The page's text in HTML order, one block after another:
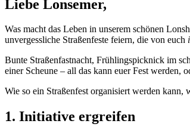
Liebe Lonsemer,
Was macht das Leben in unserem schönen
unvergessliche Straßenfeste feiern, die von euch
Bunte Straßenfastnacht, Frühlingspicknick im
einer Scheune – all das kann euer Fest werden,
Wie so ein Straßenfest organisiert werden
1. Initiative ergreifen